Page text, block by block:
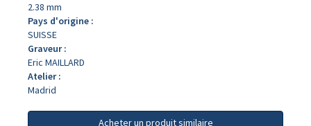
2.38 mm
Pays d'origine :
SUISSE
Graveur :
Eric MAILLARD
Atelier :
Madrid
Acheter un produit similaire